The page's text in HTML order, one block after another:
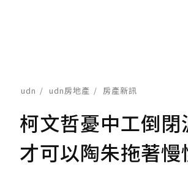
udn udn房地產 房產新訊
柯文哲憂中工倒
才可以陶朱拖著慢